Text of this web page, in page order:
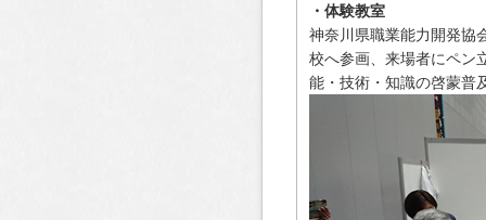
・体験教室
神奈川県職業能力開発協
校へ参画、来場者にペン
能・技術・知識の啓蒙普